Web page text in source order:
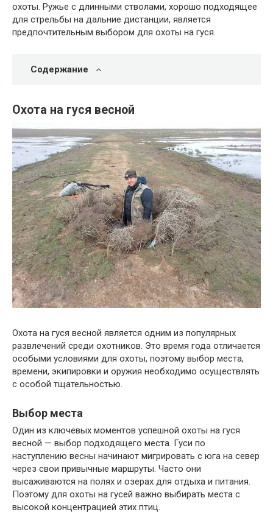
охоты. Ружье с длинными стволами, хорошо подходящее
для стрельбы на дальние дистанции, является
предпочтительным выбором для охоты на гуся.
Содержание
Охота на гуся весной
Охота на гуся весной является одним из популярных
развлечений среди охотников. Это время года отличается
особыми условиями для охоты, поэтому выбор места,
времени, экипировки и оружия необходимо осуществлять
с особой тщательностью.
Выбор места
Один из ключевых моментов успешной охоты на гуся
весной — выбор подходящего места. Гуси по
наступлению весны начинают мигрировать с юга на север
через свои привычные маршруты. Часто они
высаживаются на полях и озерах для отдыха и питания.
Поэтому для охоты на гусей важно выбирать места с
высокой концентрацией этих птиц.